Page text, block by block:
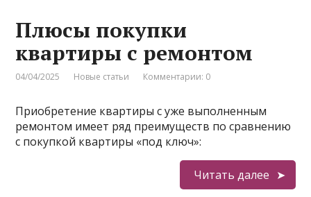
Плюсы покупки
квартиры с ремонтом
04/04/2025 Новые статьи Комментарии: 0
Приобретение квартиры с уже выполненным
ремонтом имеет ряд преимуществ по сравнению
с покупкой квартиры «под ключ»:
Читать далее